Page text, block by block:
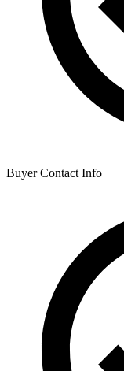
Buyer Contact Info